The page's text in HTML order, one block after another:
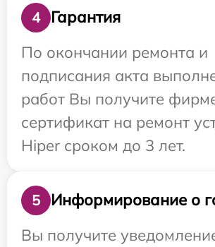
4
Гарантия
По окончании ремонта и
подписания акта
работ Вы получите
сертификат на ремонт
Hiper сроком до 3 лет.
5
Информирование о
Вы получите